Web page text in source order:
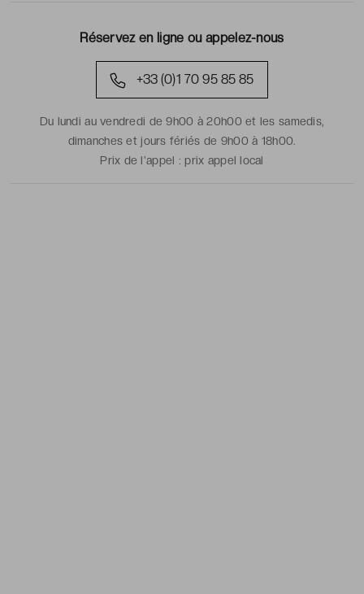
Réservez en ligne ou appelez-nous
+33 (0)1 70 95 85 85
Du lundi au vendredi de 9h00 à 20h00 et les samedis,
dimanches et jours fériés de 9h00 à 18h00.
Prix de l'appel :prix appel local